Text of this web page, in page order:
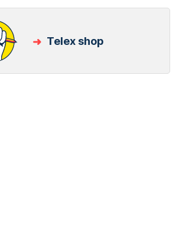
Telex shop